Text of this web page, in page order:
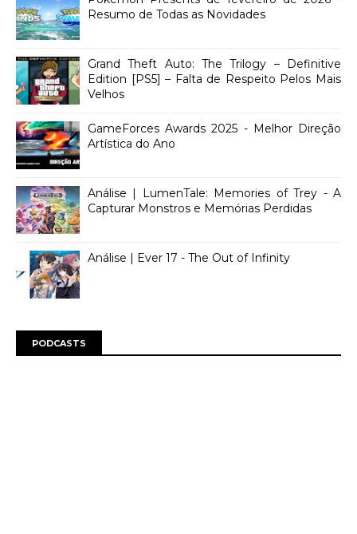
Resumo de Todas as Novidades
Grand Theft Auto: The Trilogy – Definitive
Edition [PS5] – Falta de Respeito Pelos Mais
Velhos
GameForces Awards 2025 - Melhor Direção
Artística do Ano
Análise | LumenTale: Memories of Trey - A
Capturar Monstros e Memórias Perdidas
Análise | Ever 17 - The Out of Infinity
PODCASTS